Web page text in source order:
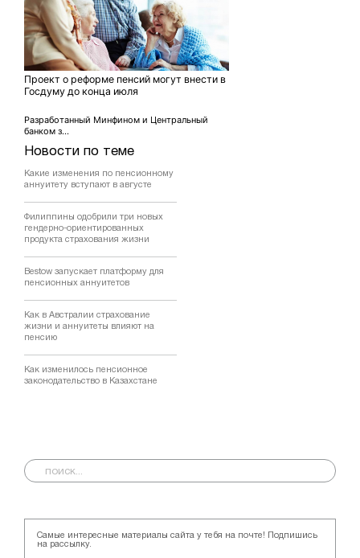
Новости по теме
Какие изменения по пенсионному
аннуитету вступают в августе
Филиппины одобрили три новых
гендерно-ориентированных
продукта страхования жизни
Bestow запускает платформу для
пенсионных аннуитетов
Как в Австралии страхование
жизни и аннуитеты влияют на
пенсию
Как изменилось пенсионное
законодательство в Казахстане
Проект о реформе пенсий могут внести в
Госдуму до конца июля
Разработанный Минфином и Центральный
банком з...
Самые интересные материалы сайта у тебя на почте! Подпишись
на рассылку.